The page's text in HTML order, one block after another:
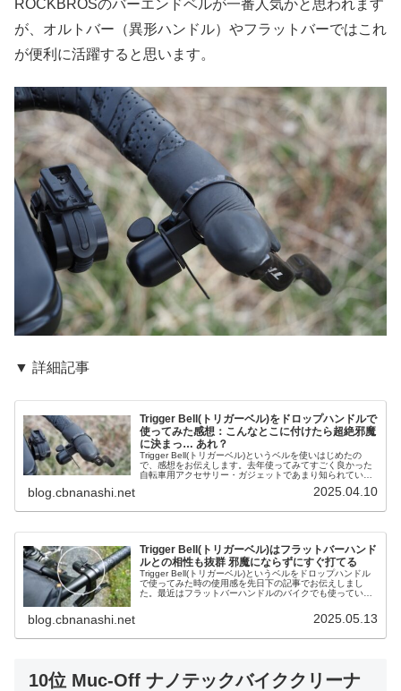
ROCKBROSのバーエンドベルが一番人気かと思われます
が、オルトバー（異形ハンドル）やフラットバーではこれ
が便利に活躍すると思います。
▼ 詳細記事
Trigger Bell(トリガーベル)をドロップハンドルで
使ってみた感想：こんなとこに付けたら超絶邪魔
に決まっ… あれ？
Trigger Bell(トリガーベル)というベルを使いはじめたの
で、感想をお伝えします。去年使ってみてすごく良かった
自転車用アクセサリー・ガジェットであまり知られていな
blog.cbnanashi.net 2025.04.10
Trigger Bell(トリガーベル)はフラットバーハンド
ルとの相性も抜群 邪魔にならずにすぐ打てる
Trigger Bell(トリガーベル)というベルをドロップハンドル
で使ってみた時の使用感を先日下の記事でお伝えしまし
た。最近はフラットバーハンドルのバイクでも使っている
blog.cbnanashi.net 2025.05.13
10位 Muc-Off ナノテックバイククリーナ